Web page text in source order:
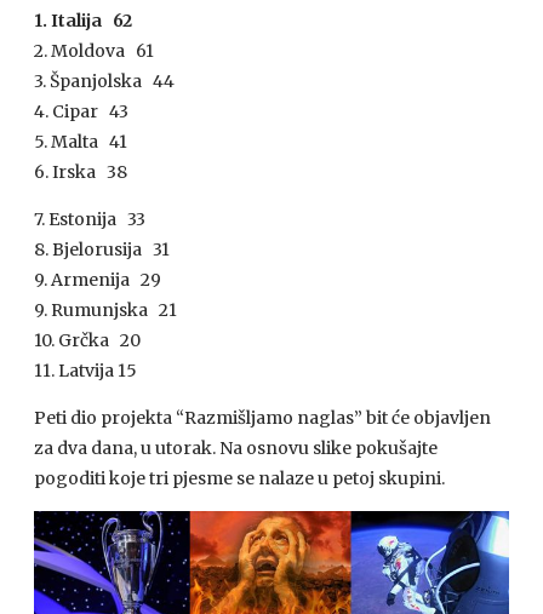
1. Italija 62
2. Moldova 61
3. Španjolska 44
4. Cipar 43
5. Malta 41
6. Irska 38
7. Estonija 33
8. Bjelorusija 31
9. Armenija 29
9. Rumunjska 21
10. Grčka 20
11. Latvija 15
Peti dio projekta “Razmišljamo naglas” bit će objavljen
za dva dana, u utorak. Na osnovu slike pokušajte
pogoditi koje tri pjesme se nalaze u petoj skupini.